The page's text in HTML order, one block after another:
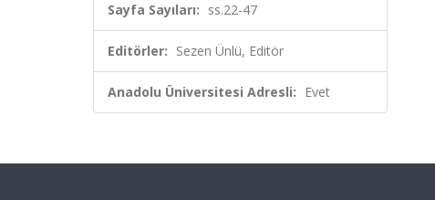
Sayfa Sayıları: ss.22-47
Editörler: Sezen Ünlü, Editör
Anadolu Üniversitesi Adresli: Evet